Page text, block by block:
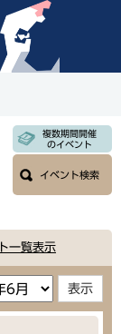
複数期間開催
のイベント
イベント検索
一覧表示